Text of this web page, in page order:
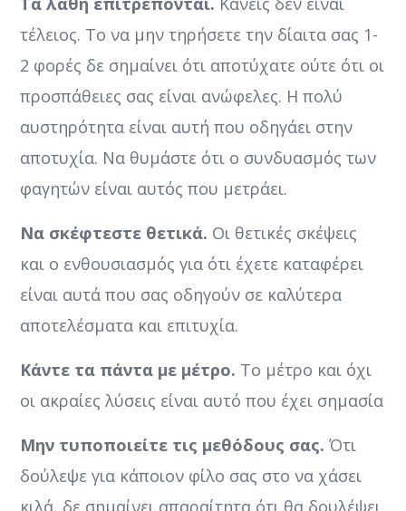
τέλειος. Το να μην τηρήσετε την δίαιτα σας 1-
2 φορές δε σημαίνει ότι αποτύχατε ούτε ότι οι
προσπάθειες σας είναι ανώφελες. Η πολύ
αυστηρότητα είναι αυτή που οδηγάει στην
αποτυχία. Να θυμάστε ότι ο συνδυασμός των
φαγητών είναι αυτός που μετράει.
Να σκέφτεστε θετικά. Οι θετικές σκέψεις
και ο ενθουσιασμός για ότι έχετε καταφέρει
είναι αυτά που σας οδηγούν σε καλύτερα
αποτελέσματα και επιτυχία.
Κάντε τα πάντα με μέτρο. Το μέτρο και όχι
οι ακραίες λύσεις είναι αυτό που έχει σημασία
Μην τυποποιείτε τις μεθόδους σας. Ότι
δούλεψε για κάποιον φίλο σας στο να χάσει